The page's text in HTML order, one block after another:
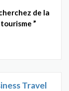
de la
Travel